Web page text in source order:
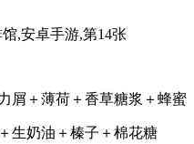
屑＋薄荷＋香草糖浆＋蜂蜜
生奶油＋榛子＋棉花糖